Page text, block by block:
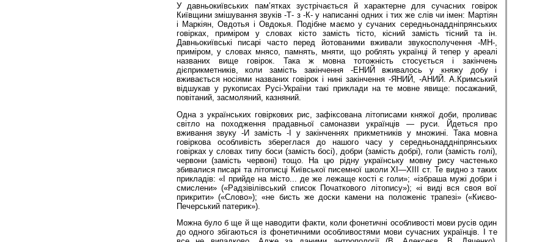
У давньокиївських пам’ятках зустрічається й характерне для сучасних говірок
Київщини змішування звуків -Т- з -К- у написанні одних і тих же слів чи імен: Мартіян
і Маркіян, Овдотья і Овдокья. Подібне маємо у сучаних середньонаддніпрянських
говірках, приміром у словах кісто замість тісто, кісний замість тісний та ін.
Давньокиївські писарі часто перед йотованими вживали звукосполучення -МН-,
приміром, у словах мнясо, памнять, мняти, що роблять українці й тепер у ареалі
названих вище говірок. Така ж мовна тотожність стосується і закінчень
дієприкметників, коли замість закінчення -ЕНИЙ вживалось у княжу добу і
вживається носіями названих говірок і нині закінчення -ЯНИЙ, -АНИЙ. А.Крим­ський
відшукав у рукописах Русі-України такі приклади на те мовне явище: посажаний,
повітаний, засмоляний, казняний.
Одна з українських говіркових рис, зафіксована літописами княжої доби, проливає
світло на походження прадавньої самоназви українців — руси. Йдеться про
вживання звуку -И замість -І у закінченнях прикметників у множині. Така мовна
говіркова особливість збереглася до нашого часу у середньонаддніпрянських
говірках у словах типу боси (замість босі), добри (замість добрі), голи (замість голі),
червони (замість червоні) тощо. На цю рідну українську мовну рису частенько
збивалися писарі та літописці Київської писемної школи XI—XIII ст. Те видно з таких
прикладів: «І прийде на місто... де же лежаще кості є голи»; «ізбраша мужі добри і
смислени» («Радзівілівський список Початкового літопису»); «і виді вся своя вої
прикрити» («Слово»); «не бисть же доски камени на положеніє трапезі» («Києво-
Печерський патерик»).
Можна було б ще й ще наводити факти, коли фонетичні особливості мови русів один
до одного збігаються із фонетичними особливостями мови сучасних українців. І те